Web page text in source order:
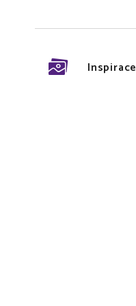
Inspirace